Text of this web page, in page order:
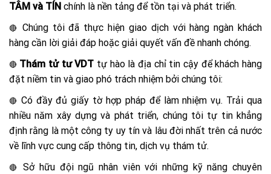
TÂM và TÍN chính là nền tảng để tồn tại và phát triển.
🔴 Chúng tôi đã thực hiện giao dịch với hàng ngàn khách
hàng cần lời giải đáp hoặc giải quyết vấn đề nhanh chóng.
🔴 Thám tử tư VDT tự hào là địa chỉ tin cậy để khách hàng
đặt niềm tin và giao phó trách nhiệm bởi chúng tôi:
🔴 Có đầy đủ giấy tờ hợp pháp để làm nhiệm vụ. Trải qua
nhiều năm xây dựng và phát triển, chúng tôi tự tin khẳng
định rằng là một công ty uy tín và lâu đời nhất trên cả nước
về lĩnh vực cung cấp thông tin, dịch vụ thám tử.
🔴Sở hữu đội ngũ nhân viên với những kỹ năng chuyên